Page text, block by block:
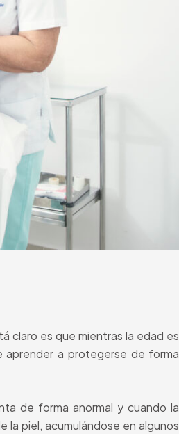
claro es que mientras la edad es
aprender a protegerse de forma
de forma anormal y cuando la
la piel, acumulándose en algunos